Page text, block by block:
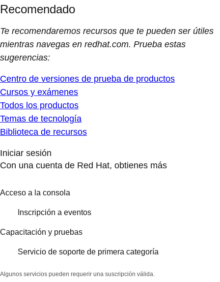
Recomendado
Te recomendaremos recursos que te pueden ser útiles
mientras navegas en redhat.com. Prueba estas
sugerencias:
Centro de versiones de prueba de productos
Cursos y exámenes
Todos los productos
Temas de tecnología
Biblioteca de recursos
Iniciar sesión
Con una cuenta de Red Hat, obtienes más
Acceso a la consola
Inscripción a eventos
Capacitación y pruebas
Servicio de soporte de primera categoría
Algunos servicios pueden requerir una suscripción válida.